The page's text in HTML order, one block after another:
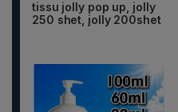
tissu jolly pop up, jolly
250 shet, jolly 200shet